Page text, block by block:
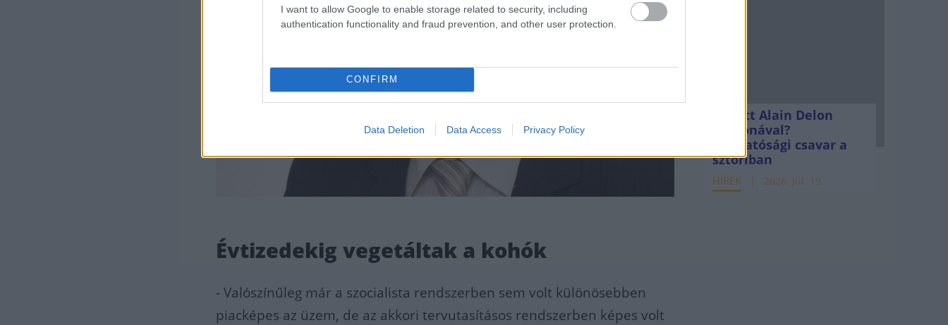
I want to allow Google to enable storage related to security, including
authentication functionality and fraud prevention, and other user protection.
CONFIRM
Data Deletion Data Access Privacy Policy
Évtizedekig vegetáltak a kohók
- Valószínűleg már a szocialista rendszerben sem volt különösebben
piacképes az üzem, de az akkori tervutasításos rendszerben képes volt
Mi lett Alain Delon
vagyonával?
Adóhatósági csavar a
sztoriban
HÍREK 2026. júl. 19.